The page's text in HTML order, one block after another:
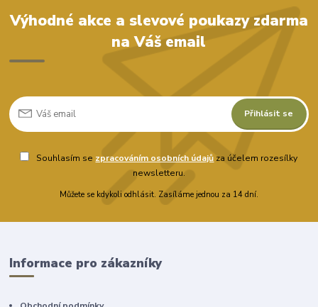
Výhodné akce a slevové poukazy zdarma
na Váš email
Přihlásit se
Souhlasím se zpracováním osobních údajů za účelem rozesílky
newsletteru.
Můžete se kdykoli odhlásit. Zasíláme jednou za 14 dní.
Informace pro zákazníky